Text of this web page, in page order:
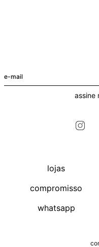
assine
lojas
compromisso
whatsapp